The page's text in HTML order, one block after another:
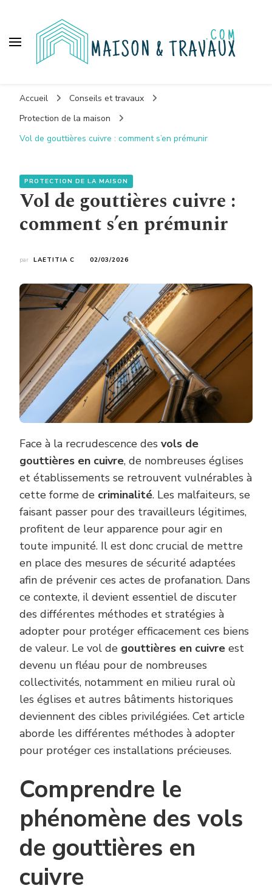
Accueil
Conseils et travaux
Protection de la maison
Vol de gouttières cuivre : comment s’en prémunir
PROTECTION DE LA MAISON
Vol de gouttières cuivre :
comment s’en prémunir
par LAETITIA C 02/03/2026
Face à la recrudescence des vols de
gouttières en cuivre, de nombreuses églises
et établissements se retrouvent vulnérables à
cette forme de criminalité. Les malfaiteurs, se
faisant passer pour des travailleurs légitimes,
profitent de leur apparence pour agir en
toute impunité. Il est donc crucial de mettre
en place des mesures de sécurité adaptées
afin de prévenir ces actes de profanation. Dans
ce contexte, il devient essentiel de discuter
des différentes méthodes et stratégies à
adopter pour protéger efficacement ces biens
de valeur. Le vol de gouttières en cuivre est
devenu un fléau pour de nombreuses
collectivités, notamment en milieu rural où
les églises et autres bâtiments historiques
deviennent des cibles privilégiées. Cet article
aborde les différentes méthodes à adopter
pour protéger ces installations précieuses.
Comprendre le
phénomène des vols
de gouttières en
cuivre